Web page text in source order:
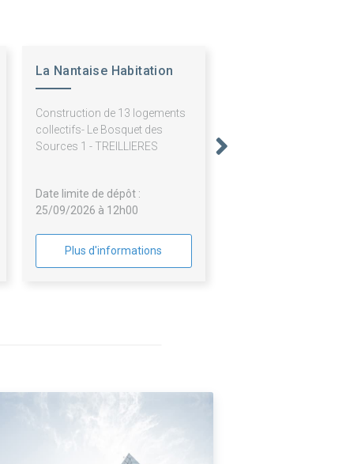
La Nantaise Habitation
Construction de 13 logements
collectifs- Le Bosquet des
Sources 1 - TREILLIERES
Date limite de dépôt :
25/09/2026 à 12h00
Plus d'informations